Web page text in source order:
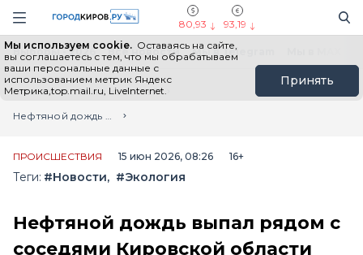
Навигация сайта
80,93 93,19
Мы используем cookie. Оставаясь на сайте,
вы соглашаетесь с тем, что мы обрабатываем
ваши персональные данные с
использованием метрик Яндекс
Метрика,top.mail.ru, LiveInternet.
Принять
Выборы - 2026 Все новости Мы в Telegram
Главная
Лента новостей
Нефтяной дождь выпал рядом с соседями Кировской области
ПРОИСШЕСТВИЯ 15 июн 2026, 08:26 16+
Теги: #Новости #Экология
Нефтяной дождь выпал рядом с
соседями Кировской области